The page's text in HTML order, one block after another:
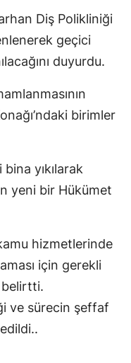
Diş Polikliniği
geçici
duyurdu.
birimler
yıkılarak
yeni bir Hükümet
hizmetlerinde
için gerekli
belirtti.
ve sürecin şeffaf